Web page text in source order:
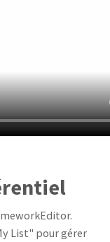
List" pour gérer